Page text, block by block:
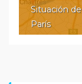
Situación
París